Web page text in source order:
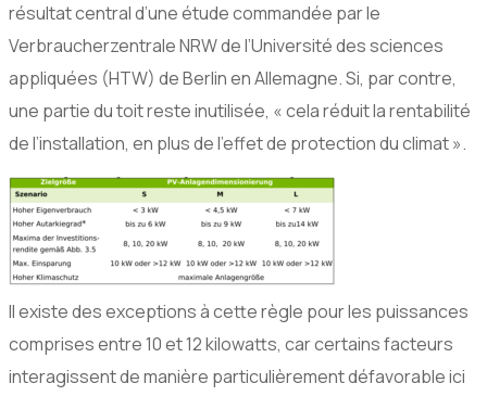
résultat central d’une étude commandée par le
Verbraucherzentrale NRW de l’Université des sciences
appliquées (HTW) de Berlin en Allemagne. Si, par contre,
une partie du toit reste inutilisée, « cela réduit la rentabilité
de l’installation, en plus de l’effet de protection du climat ».
Il existe des exceptions à cette règle pour les puissances
comprises entre 10 et 12 kilowatts, car certains facteurs
interagissent de manière particulièrement défavorable ici